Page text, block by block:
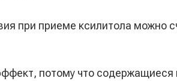
при приеме ксилитола можно
потому что